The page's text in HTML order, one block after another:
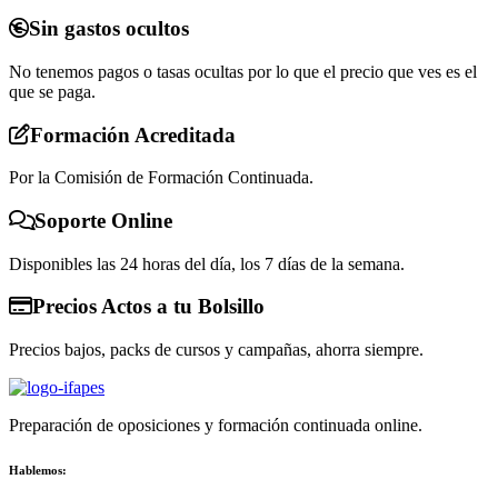
Sin gastos ocultos
No tenemos pagos o tasas ocultas por lo que el precio que ves es el
que se paga.
Formación Acreditada
Por la Comisión de Formación Continuada.
Soporte Online
Disponibles las 24 horas del día, los 7 días de la semana.
Precios Actos a tu Bolsillo
Precios bajos, packs de cursos y campañas, ahorra siempre.
Preparación de oposiciones y formación continuada online.
Hablemos: